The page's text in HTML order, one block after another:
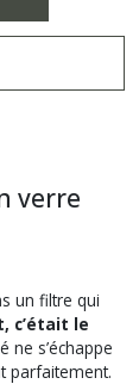
verre
un filtre qui
c’était le
ne s’échappe
parfaitement.